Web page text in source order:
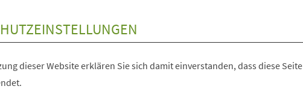
dieser Website erklären Sie sich damit einverstanden, dass diese Seite